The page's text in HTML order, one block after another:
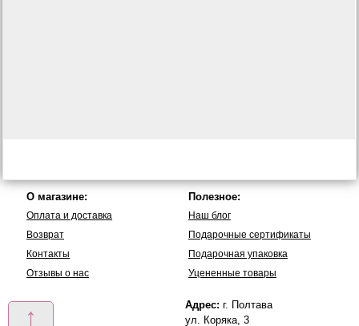
↑
О магазине:
Оплата и доставка
Возврат
Контакты
Отзывы о нас
Полезное:
Наш блог
Подарочные сертификаты
Подарочная упаковка
Уцененные товары
Адрес: г. Полтава
ул. Коряка, 3